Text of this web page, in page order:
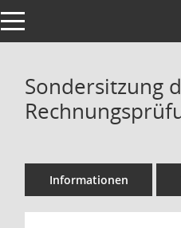
Toggle navigation
Sondersitzung
Informationen